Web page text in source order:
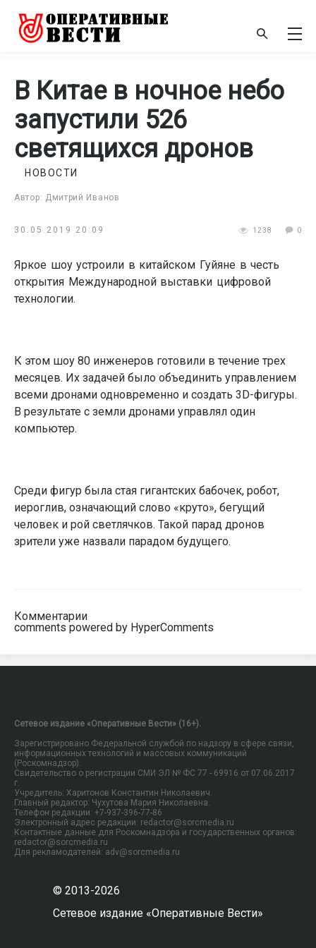
В Китае в ночное небо
запустили 526
светящихся дронов
Автор: Дмитрий Иванов
НОВОСТИ
30.05.2019 20:09 1238 0
Яркое шоу устроили в китайском Гуйяне в честь
открытия Международной выставки цифровой
технологии.
К этом шоу 80 инженеров готовили в течение трех
месяцев. Их задачей было объединить управлением
всеми дронами одновременно и создать 3D-фигуры.
В результате с земли дронами управлял один
компьютер.
Среди фигур была стая гигантских бабочек, робот,
иероглив, означающий слово «круто», бегущий
человек и рой светлячков. Такой парад дронов
зрители уже назвали парадом будущего.
Комментарии
comments powered by HyperComments
Сетевое издание «Оперативные Вести» (16+).
Зарегистрировано Федеральной службой по надзору в сфере связи,
информационных технологий и массовых коммуникаций
(Роскомнадзор).
Свидетельство о регистрации СМИ ЭЛ № ФС 77 - 69916 от 07.06.2017
г.
Учредитель: Харитонов Константин Николаевич.
Главный редактор: Чухутова Мария Николаевна.
Телефон редакции: +7-937-396-77-86
Электронный адрес редакции: redactor@sorcmedia.ru
Контактные данные для Роскомнадзора и государственных органов:
redactor@sorcmedia.ru
Для рекламодателей: adv@sorcmedia.ru
© 2013-2026
Сетевое издание «Оперативные Вести»